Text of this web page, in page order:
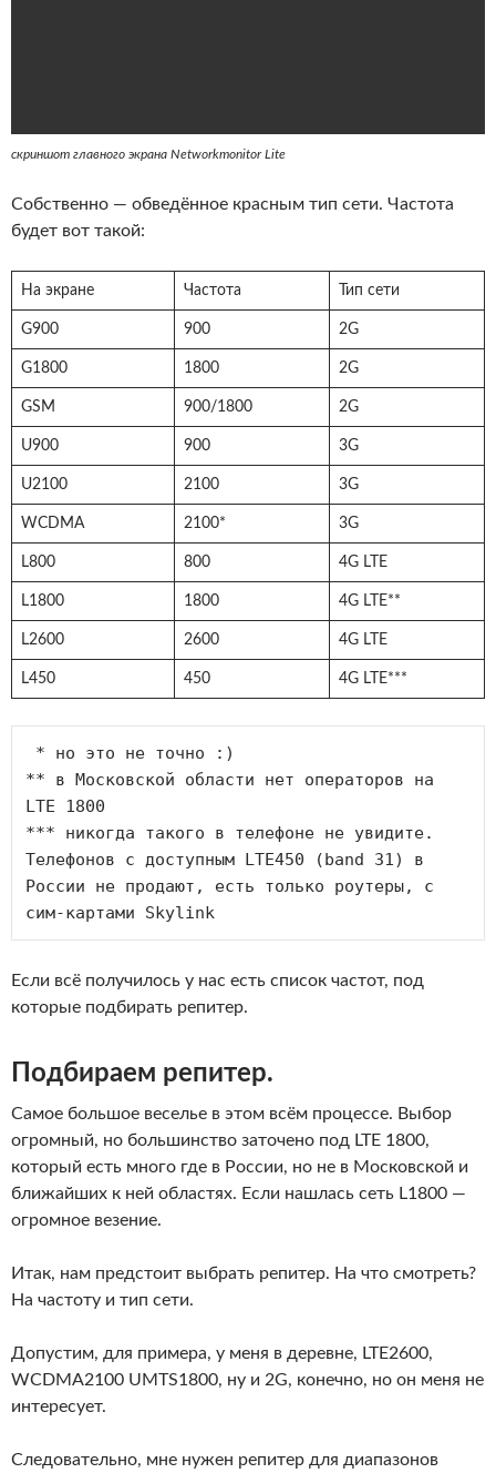
скриншот главного экрана Networkmonitor Lite
Собственно — обведённое красным тип сети. Частота
будет вот такой:
На экране Частота Тип сети
G900 900 2G
G1800 1800 2G
GSM 900/1800 2G
U900 900 3G
U2100 2100 3G
WCDMA 2100* 3G
L800 800 4G LTE
L1800 1800 4G LTE**
L2600 2600 4G LTE
L450 450 4G LTE***
** в Московской области нет операторов на
LTE 1800
*** никогда такого в телефоне не увидите.
Телефонов с доступным LTE450 (band 31) в
России не продают, есть только роутеры, с
сим-картами Skylink
Если всё получилось у нас есть список частот, под
которые подбирать репитер.
Подбираем репитер.
Самое большое веселье в этом всём процессе. Выбор
огромный, но большинство заточено под LTE 1800,
который есть много где в России, но не в Московской и
ближайших к ней областях. Если нашлась сеть L1800 —
огромное везение.
Итак, нам предстоит выбрать репитер. На что смотреть?
На частоту и тип сети.
Допустим, для примера, у меня в деревне, LTE2600,
WCDMA2100 UMTS1800, ну и 2G, конечно, но он меня не
интересует.
Следовательно, мне нужен репитер для диапазонов